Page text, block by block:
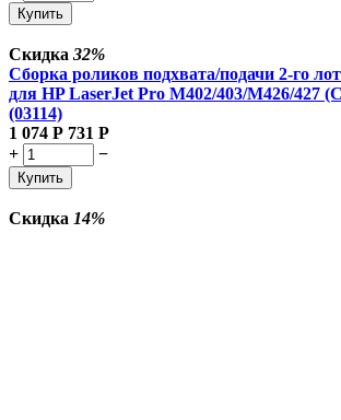
Купить
Скидка 32%
Сборка роликов подхвата/подачи 2-го
для HP LaserJet Pro M402/403/M426/427
(03114)
1 074 Р 731 Р
+
−
Купить
Скидка 14%